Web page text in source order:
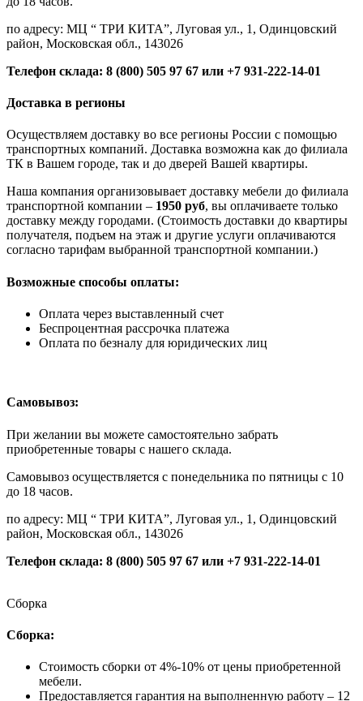
по адресу: МЦ “ ТРИ КИТА”, Луговая ул., 1, Одинцовский
район, Московская обл., 143026
Телефон склада: 8 (800) 505 97 67 или +7 931-222-14-01
Доставка в регионы
Осуществляем доставку во все регионы России с помощью
транспортных компаний. Доставка возможна как до филиала
ТК в Вашем городе, так и до дверей Вашей квартиры.
Наша компания организовывает доставку мебели до филиала
транспортной компании – 1950 руб, вы оплачиваете только
доставку между городами. (Стоимость доставки до квартиры
получателя, подъем на этаж и другие услуги оплачиваются
согласно тарифам выбранной транспортной компании.)
Возможные способы оплаты:
Оплата через выставленный счет
Беспроцентная рассрочка платежа
Оплата по безналу для юридических лиц
Самовывоз:
При желании вы можете самостоятельно забрать
приобретенные товары с нашего склада.
Самовывоз осуществляется с понедельника по пятницы с 10
до 18 часов.
по адресу: МЦ “ ТРИ КИТА”, Луговая ул., 1, Одинцовский
район, Московская обл., 143026
Телефон склада: 8 (800) 505 97 67 или +7 931-222-14-01
Сборка
Сборка:
Стоимость сборки от 4%-10% от цены приобретенной
мебели.
Предоставляется гарантия на выполненную работу – 12